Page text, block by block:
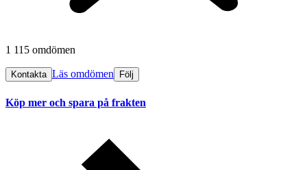
1 115 omdömen
Kontakta Läs omdömen Följ
Köp mer och spara på frakten